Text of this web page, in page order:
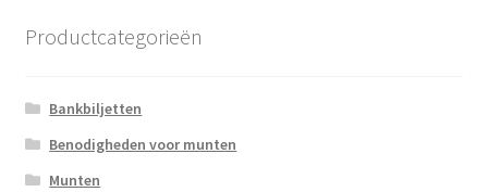
Productcategorieën
Bankbiljetten
Benodigheden voor munten
Munten